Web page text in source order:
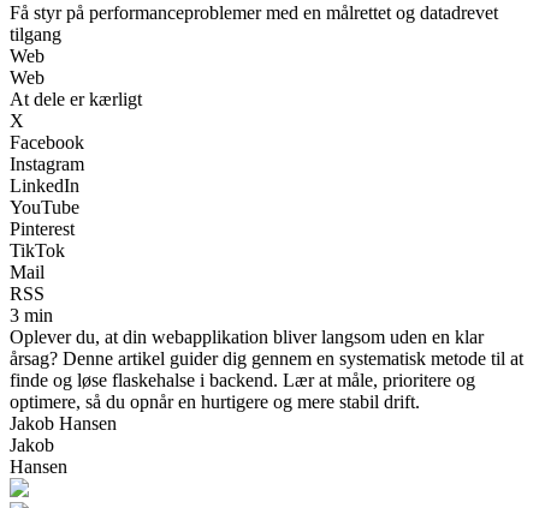
Få styr på performanceproblemer med en målrettet og datadrevet
tilgang
Web
Web
At dele er kærligt
X
Facebook
Instagram
LinkedIn
YouTube
Pinterest
TikTok
Mail
RSS
3 min
Oplever du, at din webapplikation bliver langsom uden en klar
årsag? Denne artikel guider dig gennem en systematisk metode til at
finde og løse flaskehalse i backend. Lær at måle, prioritere og
optimere, så du opnår en hurtigere og mere stabil drift.
Jakob Hansen
Jakob
Hansen